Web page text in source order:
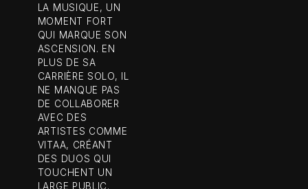
LA MUSIQUE, UN
MOMENT FORT
QUI MARQUE SON
ASCENSION. EN
PLUS DE SA
CARRIÈRE SOLO, IL
NE MANQUE PAS
DE COLLABORER
AVEC DES
ARTISTES COMME
VITAA, CRÉANT
DES DUOS QUI
TOUCHENT UN
LARGE PUBLIC.